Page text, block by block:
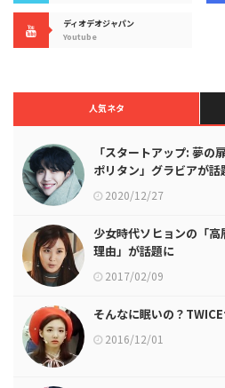
ディオデオジャパン
Youtube
人気ネタ
「スタートアップ: 夢の
ポリタン」グラビアが話
2020/12/27
少女時代ソヒョンの「
理由」が話題に
2017/02/09
そんなに眠いの？
2016/12/01